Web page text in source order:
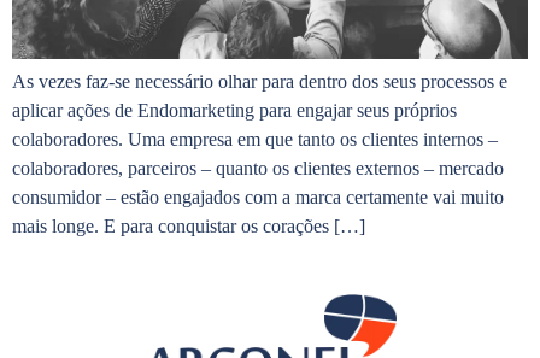
As vezes faz-se necessário olhar para dentro dos seus processos e
aplicar ações de Endomarketing para engajar seus próprios
colaboradores. Uma empresa em que tanto os clientes internos –
colaboradores, parceiros – quanto os clientes externos – mercado
consumidor – estão engajados com a marca certamente vai muito
mais longe. E para conquistar os corações […]